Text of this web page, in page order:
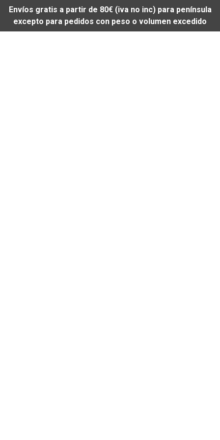
Envíos gratis a partir de 80€ (iva no inc) para península
excepto para pedidos con peso o volumen excedido